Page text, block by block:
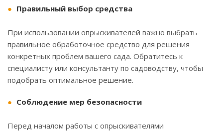
Правильный выбор средства
При использовании опрыскивателей важно выбрать
правильное обработочное средство для решения
конкретных проблем вашего сада. Обратитесь к
специалисту или консультанту по садоводству, чтобы
подобрать оптимальное решение.
Соблюдение мер безопасности
Перед началом работы с опрыскивателями